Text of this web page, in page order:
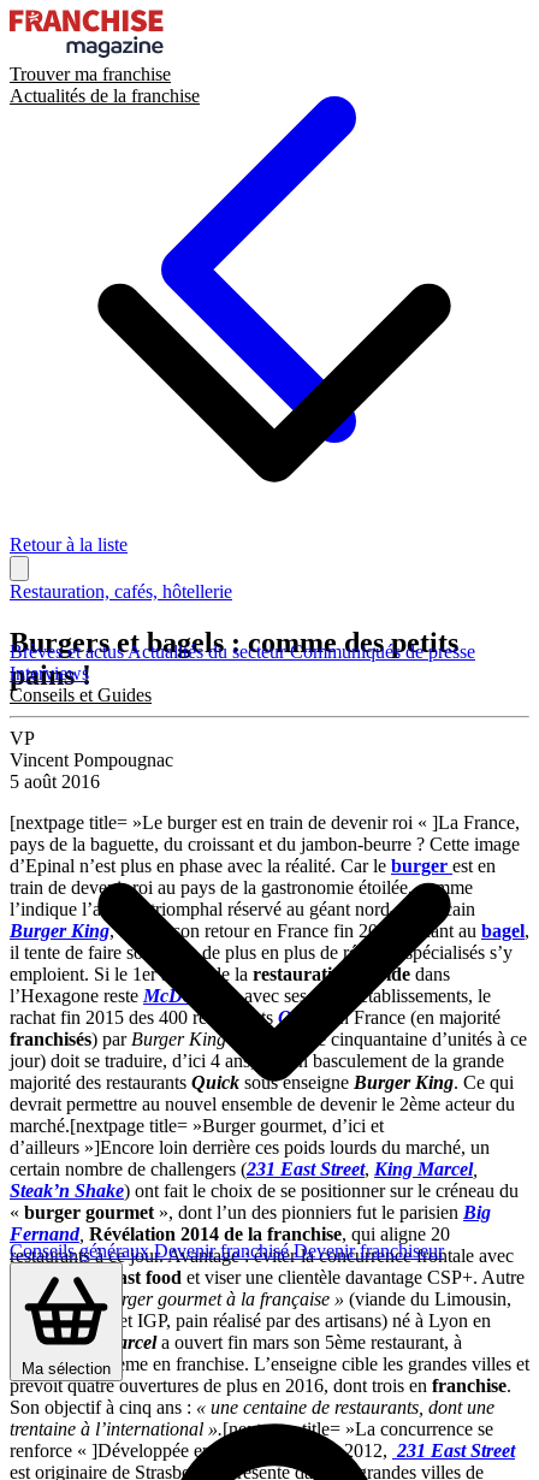
Trouver ma franchise
Actualités de la franchise
Brèves et actusActualités du secteurCommuniqués de presse
Interviews
Conseils et Guides
Conseils générauxDevenir franchiséDevenir franchiseur
Ma sélection
Retour à la liste
Restauration, cafés, hôtellerie
Burgers et bagels : comme des petits
pains !
VP
Vincent Pompougnac
5 août 2016
[nextpage title= »Le burger est en train de devenir roi « ]La France,
pays de la baguette, du croissant et du jambon-beurre ? Cette image
d’Epinal n’est plus en phase avec la réalité. Car le burger est en
train de devenir roi au pays de la gastronomie étoilée, comme
l’indique l’accueil triomphal réservé au géant nord-Américain
Burger King, depuis son retour en France fin 2012. Quant au bagel,
il tente de faire son trou : de plus en plus de réseaux spécialisés s’y
emploient. Si le 1er acteur de la restauration rapide dans
l’Hexagone reste McDonald’s avec ses 1 400 établissements, le
rachat fin 2015 des 400 restaurants Quick
en France (en majorité
franchisés) par Burger KingFrance (une cinquantaine d’unités à ce
jour) doit se traduire, d’ici 4 ans, par un basculement de la grande
majorité des restaurants Quick sous enseigne Burger King. Ce qui
devrait permettre au nouvel ensemble de devenir le 2ème acteur du
marché.[nextpage title= »Burger gourmet, d’ici et
d’ailleurs »]Encore loin derrière ces poids lourds du marché, un
certain nombre de challengers (231 East Street, King Marcel,
Steak’n Shake) ont fait le choix de se positionner sur le créneau du
« burger gourmet », dont l’un des pionniers fut le parisien Big
Fernand, Révélation 2014 de la franchise, qui aligne 20
restaurants à ce jour. Avantage : éviter la concurrence frontale avec
les géants du
fast food et viser une clientèle davantage CSP+. Autre
adepte du« burger gourmet à la française » (viande du Limousin,
fromage AOP et IGP, pain réalisé par des artisans) né à Lyon en
2012,King Marcela ouvert fin mars son 5ème restaurant, à
Marseille, le 2ème en franchise. L’enseigne cible les grandes villes et
prévoit quatre ouvertures de plus en 2016, dont trois en franchise.
Son objectif à cinq ans : « une centaine de restaurants, dont une
trentaine à l’international ».[nextpage title= »La concurrence se
renforce « ]Développée en franchise depuis 2012, 231 East Street
est originaire de Strasbourg. Présente dans de grandes villes de